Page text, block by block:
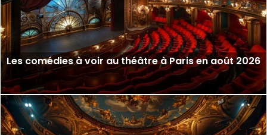
Les comédies à voir au théâtre à Paris en août 2026